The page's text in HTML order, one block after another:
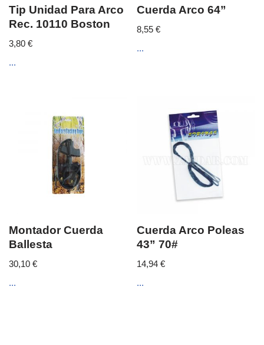
Tip Unidad Para Arco
Rec. 10110 Boston
3,80 €
...
Cuerda Arco 64”
8,55€
...
Montador Cuerda
Ballesta
30,10 €
...
Cuerda Arco Poleas
43” 70#
14,94€
...